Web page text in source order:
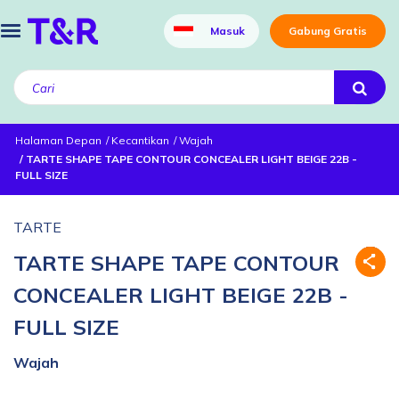
Masuk Gabung Gratis
Halaman Depan Kecantikan
Wajah
TARTE SHAPE TAPE CONTOUR CONCEALER LIGHT BEIGE 22B -
FULL SIZE
TARTE
TARTE SHAPE TAPE CONTOUR
CONCEALER LIGHT BEIGE 22B -
FULL SIZE
Wajah